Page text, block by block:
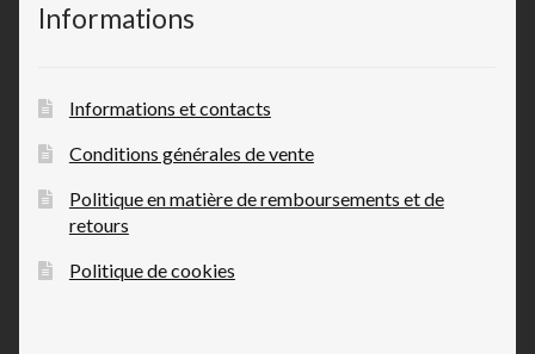
Informations
Informations et contacts
Conditions générales de vente
Politique en matière de remboursements et de
retours
Politique de cookies